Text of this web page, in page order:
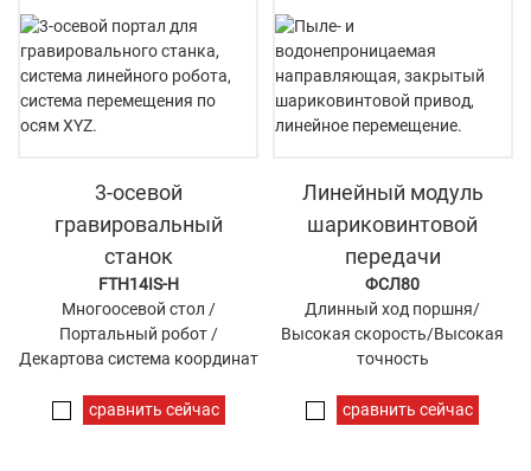
3-осевой
гравировальный
станок
FTH14IS-H
Многоосевой стол /
Портальный робот /
Декартова система координат
сравнить сейчас
Линейный модуль
шариковинтовой
передачи
ФСЛ80
Длинный ход поршня/
Высокая скорость/Высокая
точность
сравнить сейчас